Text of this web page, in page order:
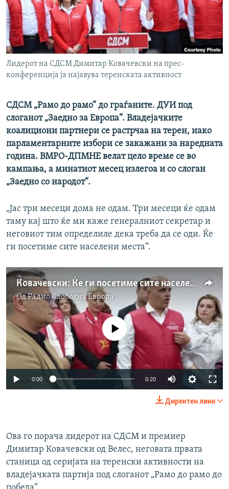
РСЕ веб страници
Лидерот на СДСМ Димитар Ковачевски на прес-
конференција ја најавува теренската активност
СДСМ „Рамо до рамо“ до граѓаните. ДУИ под
слоганот „Заедно за Европа“. Владејачките
коалициони партнери се растрчаа на терен, иако
парламентарните избори се закажани за наредната
година. ВМРО-ДПМНЕ велат цело време се во
кампања, а минатиот месец излегоа и со слоган
„Заедно со народот“.
„Јас три месеци дома не одам. Три месеци ќе одам
таму кај што ќе ми каже генералниот секретар и
неговиот тим определиле дека треба да се оди. Ќе
ги посетиме сите населени места“.
Ковачевски: Ќе ги посетиме сите населени места
ОдРадио Слободна Eвропа
720p 1080p
No media source currently available
0:00 0:20
720p
1080p
Директен линк
Ова го порача лидерот на СДСМ и премиер
Димитар Ковачевски од Велес, неговата првата
станица од серијата на теренски активности на
владејачката партија под слоганот „Рамо до рамо до